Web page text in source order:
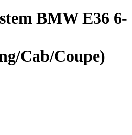
BMW E36 6-
Cab/Coupe)